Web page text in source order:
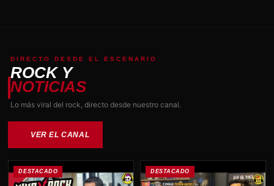
DIRECTO DESDE EL ESCENARIO
ROCK Y
NOTICIAS
Lo más viral del rock, directo desde nuestro canal.
VER EL CANAL
DESTACADO DESTACADO